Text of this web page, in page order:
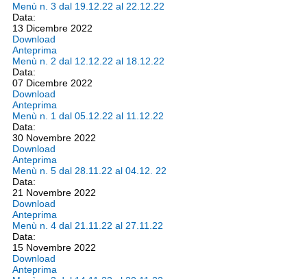
Menù n. 3 dal 19.12.22 al 22.12.22
Data:
13 Dicembre 2022
Download
Anteprima
Menù n. 2 dal 12.12.22 al 18.12.22
Data:
07 Dicembre 2022
Download
Anteprima
Menù n. 1 dal 05.12.22 al 11.12.22
Data:
30 Novembre 2022
Download
Anteprima
Menù n. 5 dal 28.11.22 al 04.12. 22
Data:
21 Novembre 2022
Download
Anteprima
Menù n. 4 dal 21.11.22 al 27.11.22
Data:
15 Novembre 2022
Download
Anteprima